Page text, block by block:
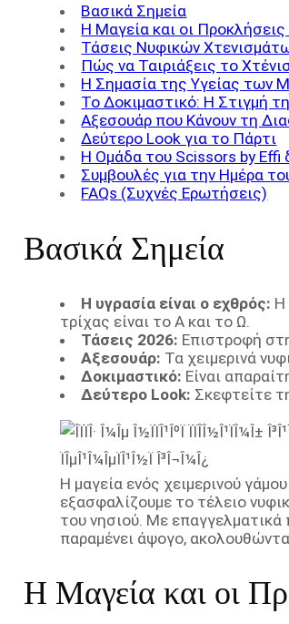
Βασικά Σημεία
Η Μαγεία και οι
Τάσεις Νυφικών
Πώς να Ταιριάξεις το
Η Σημασία της Υγείας των
Το Δοκιμαστικό: Η Στιγμή
Αξεσουάρ που Κάνουν τη
Δεύτερο Look για το Πάρτι
Η Ομάδα του Scissors by Effi
Συμβουλές για την Ημέρα
FAQs (Συχνές Ερωτήσεις)
Βασικά Σημεία
Η υγρασία είναι ο εχθρός: Η
τρίχας είναι το Α και το Ω.
Τάσεις 2026: Επιστροφή
Αξεσουάρ: Τα χειμερινά
Δοκιμαστικό: Είναι
Δεύτερο Look: Σκεφτείτε
Η μαγεία ενός χειμερινού
εξασφαλίζουμε το τέλειο
του νησιού. Με επαγγελματικά
παραμένει άψογο,
Η Μαγεία και οι